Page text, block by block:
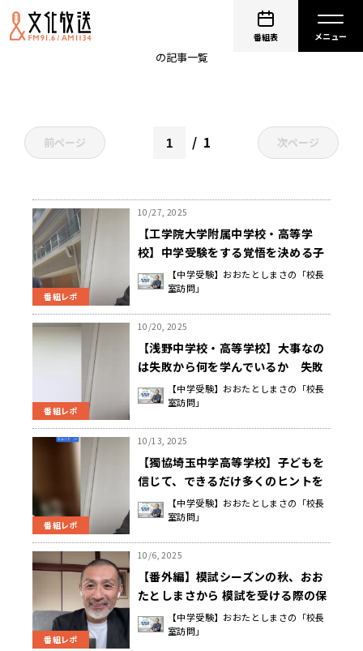
番組表
の記事一覧
前ページ 1 次ページ
番組レポ
10/27, 2025
【工学院大学附属中学校・高等学
校】中学受験をする覚悟を決める子
どもは勇者 家庭はその勇者がほっ
と安らげる場所であるように 中野
【中学受験】おおたとしまさの「校長
室訪問」
番組レポ
10/20, 2025
【浅野中学校・高等学校】大事なの
は失敗から何を学んでいるか 失敗
を攻めるのではなく、一緒に考えて
応援して気づかせてあげる 古梶 裕
【中学受験】おおたとしまさの「校長
室訪問」
番組レポ
10/13, 2025
【獨協埼玉中学高等学校】子どもを
信じて、できるだけ多くのヒントを
提供して、自らの可能性に気づく機
会をつくってあげる 尾花 信行 校長
【中学受験】おおたとしまさの「校長
室訪問」
番組レポ
10/6, 2025
【番外編】模試シーズンの秋、おお
たとしまさから 模試を受ける際の保
護者への注意点
【中学受験】おおたとしまさの「校長
室訪問」